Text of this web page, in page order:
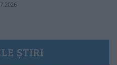
ȘTIRI